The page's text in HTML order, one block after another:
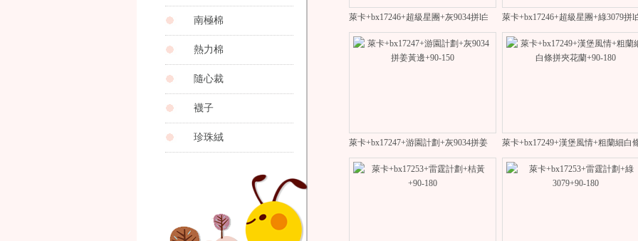
萊卡+bx17246+超級星團+灰9034拼l白601號+90-180萊卡+bx17246+超級星團+綠3079拼l
萊卡+bx17247+游園計劃+灰9034拼姜黃邊+90-150萊卡+bx17249+漢堡風情+粗蘭細白
南極棉
熱力棉
隨心裁
襪子
珍珠絨